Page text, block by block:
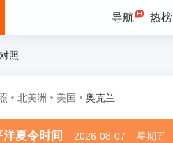
导航 热榜
照
北美洲 美国 奥克兰
夏令时间 2026-08-07 星期五